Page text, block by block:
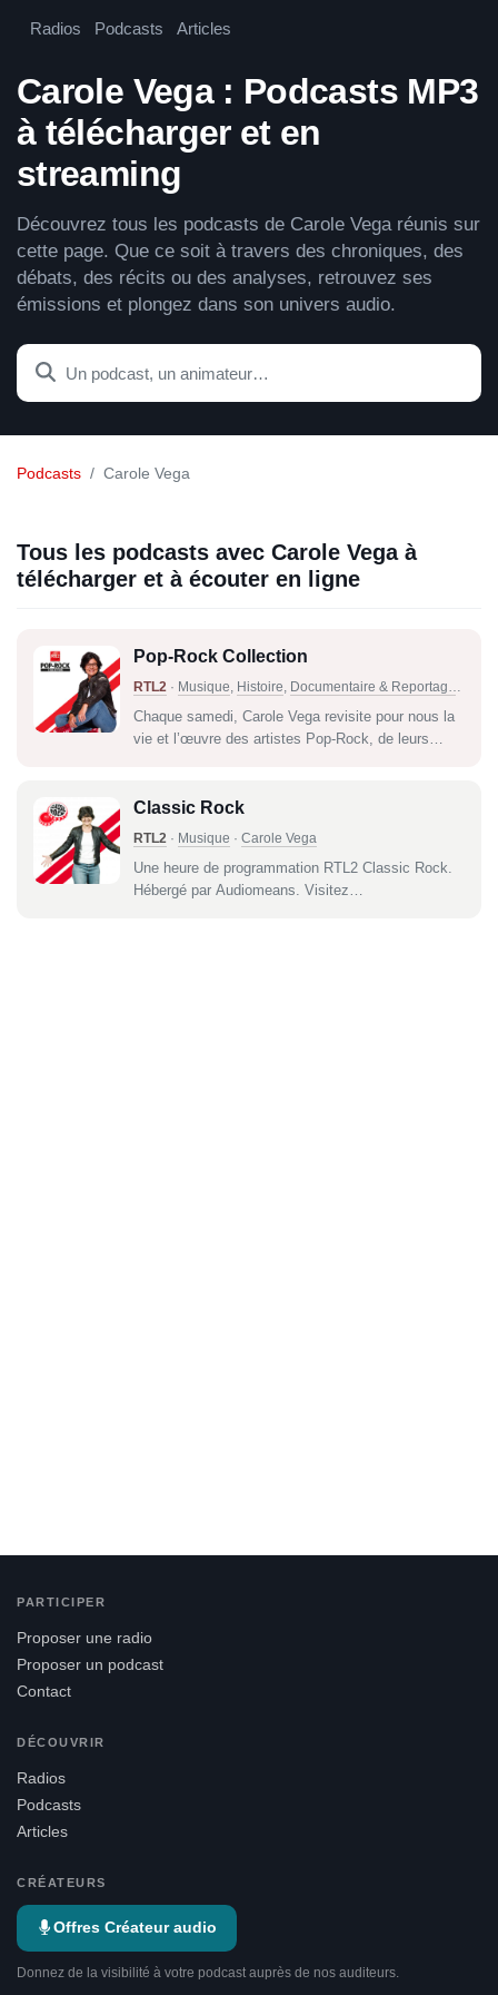
Radios Podcasts Articles
Carole Vega : Podcasts MP3
à télécharger et en
streaming
Découvrez tous les podcasts de Carole Vega réunis sur
cette page. Que ce soit à travers des chroniques, des
débats, des récits ou des analyses, retrouvez ses
émissions et plongez dans son univers audio.
Podcasts Carole Vega
Tous les podcasts avec Carole Vega à
télécharger et à écouter en ligne
Pop-Rock Collection
RTL2 · Musique, Histoire, Documentaire & Reportage ·
Chaque samedi, Carole Vega revisite pour nous la
vie et l’œuvre des artistes Pop-Rock, de leurs
Visitez audiomeans.fr/politique-de-confidentialite
Classic Rock
RTL2 · Musique · Carole Vega
Une heure de programmation RTL2 Classic Rock.
Hébergé par Audiomeans. Visitez
PARTICIPER
Proposer une radio
Proposer un podcast
Contact
DÉCOUVRIR
Radios
Podcasts
Articles
CRÉATEURS
Offres Créateur audio
Donnez de la visibilité à votre podcast auprès de nos auditeurs.